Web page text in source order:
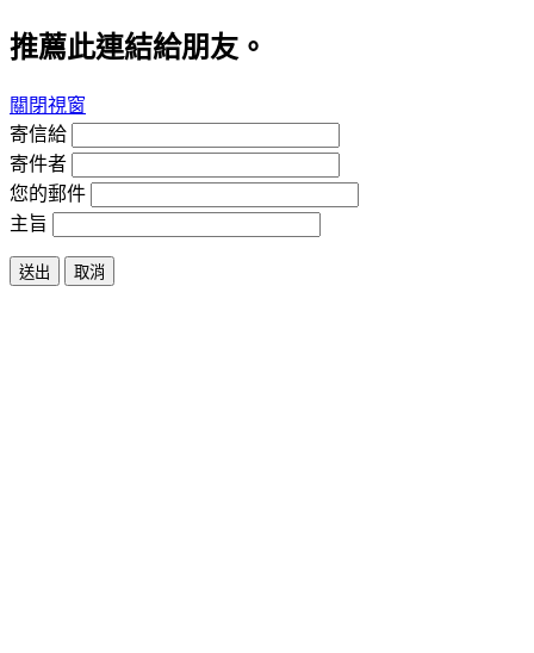
推薦此連結給朋友。
關閉視窗
寄信給
寄件者
您的郵件
主旨
送出 取消